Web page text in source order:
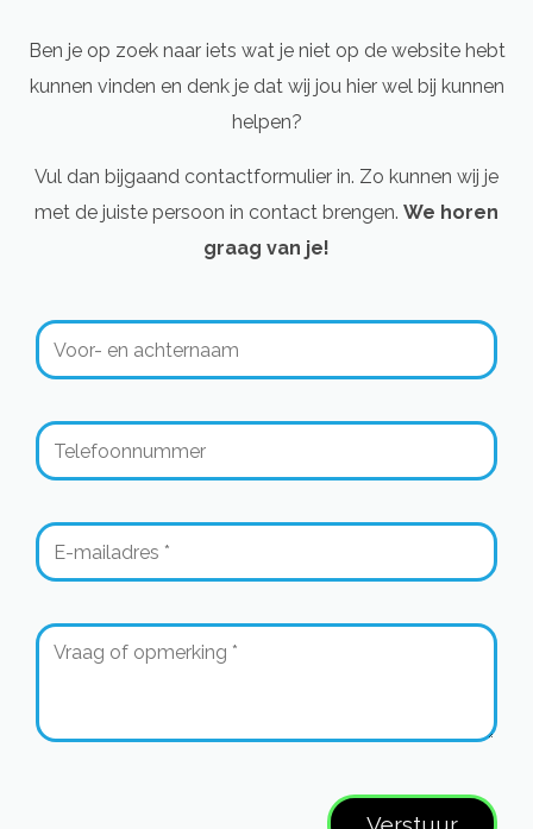
Ben je op zoek naar iets wat je niet op de website hebt
kunnen vinden en denk je dat wij jou hier wel bij kunnen
helpen?
Vul dan bijgaand contactformulier in. Zo kunnen wij je
met de juiste persoon in contact brengen. We horen
graag van je!